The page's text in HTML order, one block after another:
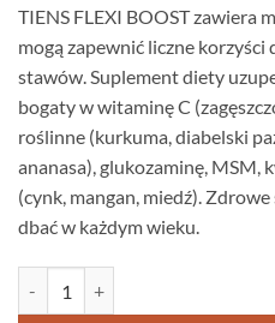
TIENS FLEXI BOOST zawiera
mogą zapewnić liczne korzyści
stawów.Suplement diety
bogaty w witaminę C
roślinne (kurkuma, diabelski
ananasa), glukozaminę, MSM,
(cynk, mangan, miedź). Zdrowe
dbać w każdym wieku.